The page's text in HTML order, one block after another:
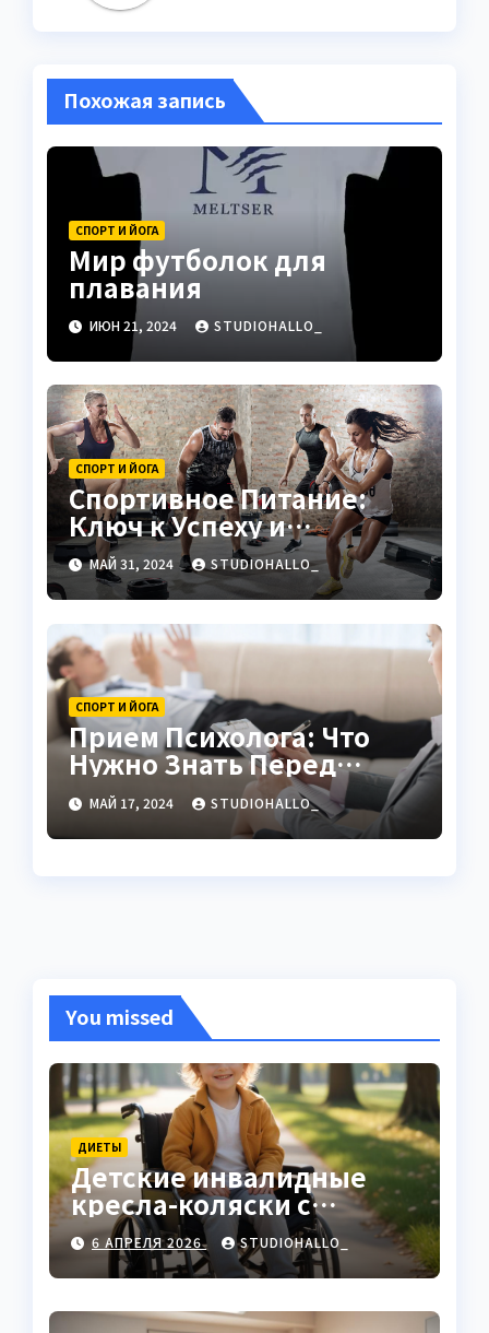
Похожая запись
СПОРТ И ЙОГА
Мир футболок для
плавания
ИЮН 21, 2024 STUDIOHALLO_
СПОРТ И ЙОГА
Спортивное Питание:
Ключ к Успеху и
Здоровью
МАЙ 31, 2024 STUDIOHALLO_
СПОРТ И ЙОГА
Прием Психолога: Что
Нужно Знать Перед
Визитом
МАЙ 17, 2024 STUDIOHALLO_
You missed
ДИЕТЫ
Детские инвалидные
кресла-коляски с
ручным приводом
6 АПРЕЛЯ 2026 STUDIOHALLO_